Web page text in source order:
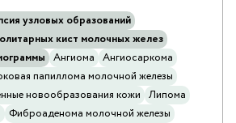
узловых образований
кист молочных желез
Ангиома Ангиосаркома
папиллома молочной железы
новообразования кожи Липома
Фиброаденома молочной железы